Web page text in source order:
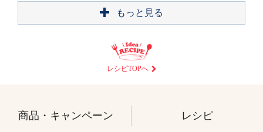
もっと見る
レシピTOPへ
商品・キャンペーン レシピ